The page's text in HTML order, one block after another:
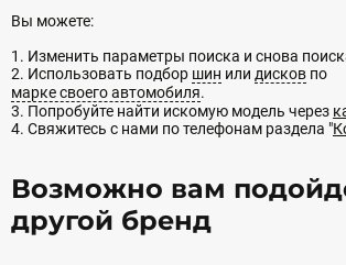
Вы можете:
1. Изменить параметры поиска и снова
2. Использовать подбор шин или дисков по
марке своего автомобиля.
3. Попробуйте найти искомую модель через
4. Свяжитесь с нами по телефонам раздела "
Возможно вам
другой бренд